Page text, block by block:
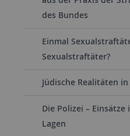
des Bundes
Einmal
Sexualstraftäter?
Jüdische Realitäten
Die Polizei – Einsätze
Lagen